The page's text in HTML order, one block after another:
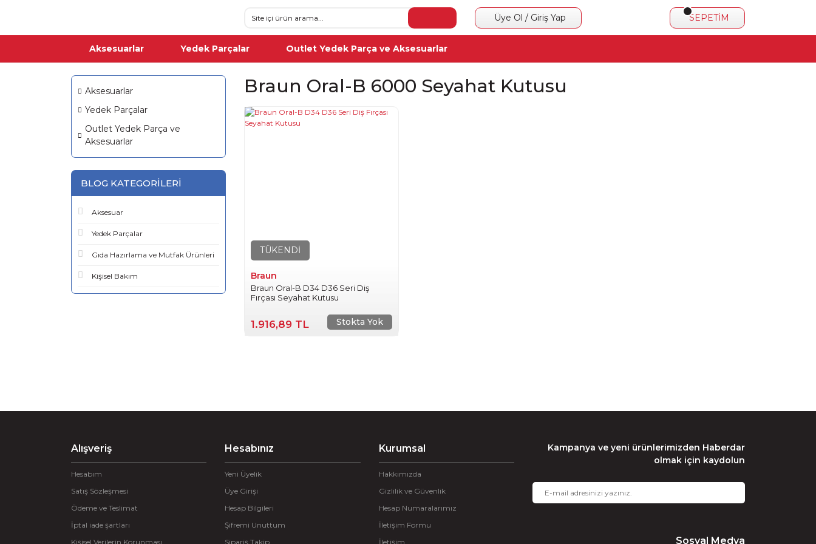
Üye Ol / Giriş Yap SEPETİM
Aksesuarlar Yedek Parçalar Outlet Yedek Parça ve Aksesuarlar
Aksesuarlar
Yedek Parçalar
Outlet Yedek Parça ve
Aksesuarlar
BLOG KATEGORILERI
Aksesuar
Yedek Parçalar
Gıda Hazırlama ve Mutfak Ürünleri
Kişisel Bakım
Braun Oral-B 6000 Seyahat Kutusu
TÜKENDİ
Braun
Braun Oral-B D34 D36 Seri Diş
Fırçası Seyahat Kutusu
1.916,89 TL Stokta Yok
Alışveriş
Hesabım
Satış Sözleşmesi
Ödeme ve Teslimat
İptal iade şartları
Kişisel Verilerin Korunması
Hesabınız
Yeni Üyelik
Üye Girişi
Hesap Bilgileri
Şifremi Unuttum
Sipariş Takip
Kurumsal
Hakkımızda
Gizlilik ve Güvenlik
Hesap Numaralarımız
İletişim Formu
İletişim
Kampanya ve yeni ürünlerimizden Haberdar
olmak için kaydolun
Sosyal Medya